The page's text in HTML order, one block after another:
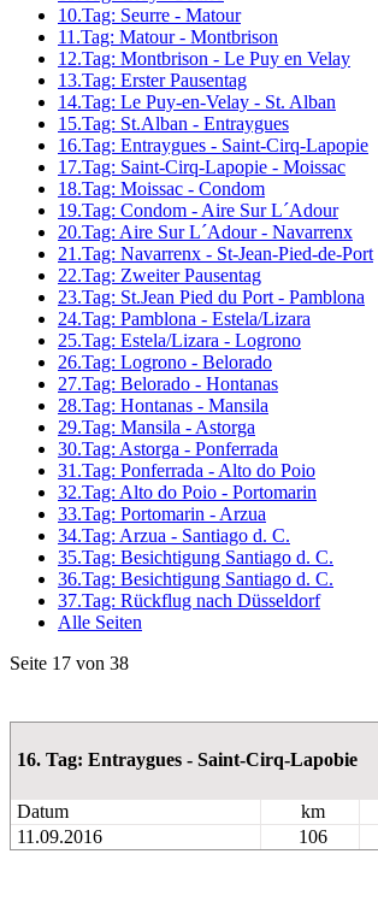
10.Tag: Seurre - Matour
11.Tag: Matour - Montbrison
12.Tag: Montbrison - Le Puy en Velay
13.Tag: Erster Pausentag
14.Tag: Le Puy-en-Velay - St. Alban
15.Tag: St.Alban - Entraygues
16.Tag: Entraygues - Saint-Cirq-Lapopie
17.Tag: Saint-Cirq-Lapopie - Moissac
18.Tag: Moissac - Condom
19.Tag: Condom - Aire Sur L´Adour
20.Tag: Aire Sur L´Adour - Navarrenx
21.Tag: Navarrenx - St-Jean-Pied-de-Port
22.Tag: Zweiter Pausentag
23.Tag: St.Jean Pied du Port - Pamblona
24.Tag: Pamblona - Estela/Lizara
25.Tag: Estela/Lizara - Logrono
26.Tag: Logrono - Belorado
27.Tag: Belorado - Hontanas
28.Tag: Hontanas - Mansila
29.Tag: Mansila - Astorga
30.Tag: Astorga - Ponferrada
31.Tag: Ponferrada - Alto do Poio
32.Tag: Alto do Poio - Portomarin
33.Tag: Portomarin - Arzua
34.Tag: Arzua - Santiago d. C.
35.Tag: Besichtigung Santiago d. C.
36.Tag: Besichtigung Santiago d. C.
37.Tag: Rückflug nach Düsseldorf
Alle Seiten
Seite 17 von 38
16. Tag: Entraygues - Saint-Cirq-Lapobie
Datum km
11.09.2016
106